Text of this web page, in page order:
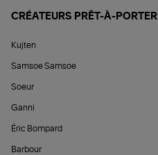
CRÉATEURS PRÊT-À-PORTER
Kujten
Samsoe Samsoe
Soeur
Ganni
Éric Bompard
Barbour